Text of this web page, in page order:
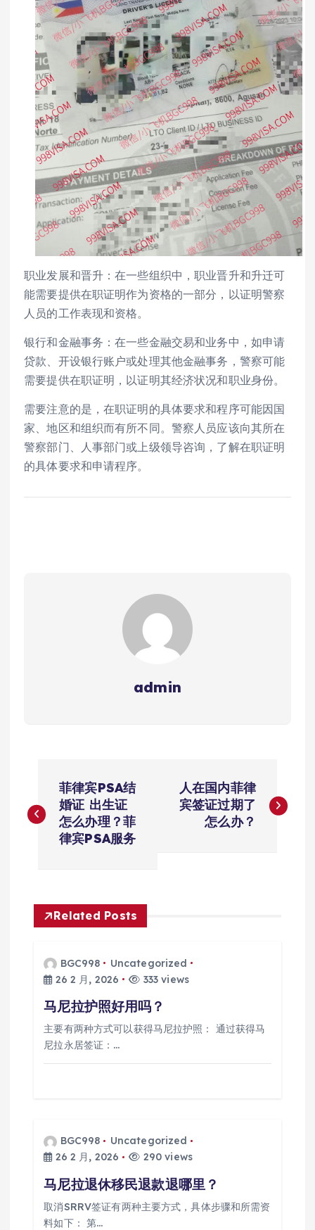
职业发展和晋升：在一些组织中，职业晋升和升迁可
能需要提供在职证明作为资格的一部分，以证明警察
人员的工作表现和资格。
银行和金融事务：在一些金融交易和业务中，如申请
贷款、开设银行账户或处理其他金融事务，警察可能
需要提供在职证明，以证明其经济状况和职业身份。
需要注意的是，在职证明的具体要求和程序可能因国
家、地区和组织而有所不同。警察人员应该向其所在
警察部门、人事部门或上级领导咨询，了解在职证明
的具体要求和申请程序。
admin
章
菲律宾PSA结
婚证 出生证
怎么办理？菲
律宾PSA服务
人在国内菲律
宾签证过期了
怎么办？
Related Posts
BGC998
Uncategorized
26 2 月, 2026
333 views
马尼拉护照好用吗？
主要有两种方式可以获得马尼拉护照： 通过获得马
尼拉永居签证：…
BGC998
Uncategorized
26 2 月, 2026
290 views
马尼拉退休移民退款退哪里？
取消SRRV签证有两种主要方式，具体步骤和所需资
料如下： 第…